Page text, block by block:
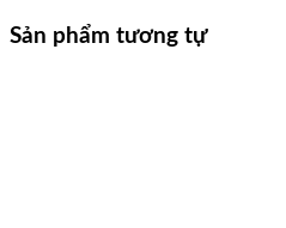
Sản phẩm tương tự